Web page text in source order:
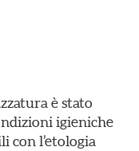
è stato
igieniche
con l’etologia